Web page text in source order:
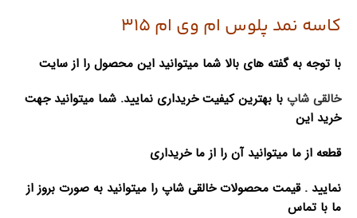
کاسه نمد پلوس ام وی ام 315
با توجه به گفته های بالا شما میتوانید این محصول را از سایت
خالقی شاپ با بهترین کیفیت خریداری نمایید. شما میتوانید جهت
خرید این
قطعه از ما میتوانید آن را از ما خریداری
نمایید . قیمت محصولات خالقی شاپ را میتوانید به صورت بروز از
ما با تماس